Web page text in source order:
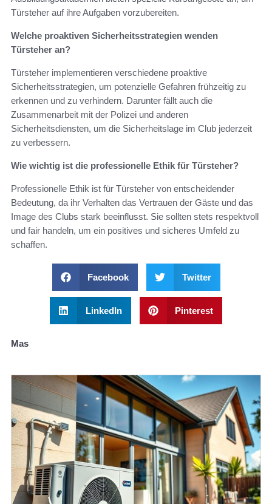
Türsteher auf ihre Aufgaben vorzubereiten.
Welche proaktiven Sicherheitsstrategien wenden
Türsteher an?
Türsteher implementieren verschiedene proaktive
Sicherheitsstrategien, um potenzielle Gefahren frühzeitig zu
erkennen und zu verhindern. Darunter fällt auch die
Zusammenarbeit mit der Polizei und anderen
Sicherheitsdiensten, um die Sicherheitslage im Club jederzeit
zu verbessern.
Wie wichtig ist die professionelle Ethik für Türsteher?
Professionelle Ethik ist für Türsteher von entscheidender
Bedeutung, da ihr Verhalten das Vertrauen der Gäste und das
Image des Clubs stark beeinflusst. Sie sollten stets respektvoll
und fair handeln, um ein positives und sicheres Umfeld zu
schaffen.
Facebook Twitter
LinkedIn Pinterest
Mas